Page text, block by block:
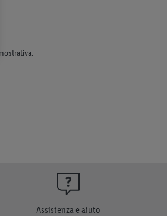
Assistenza e aiuto